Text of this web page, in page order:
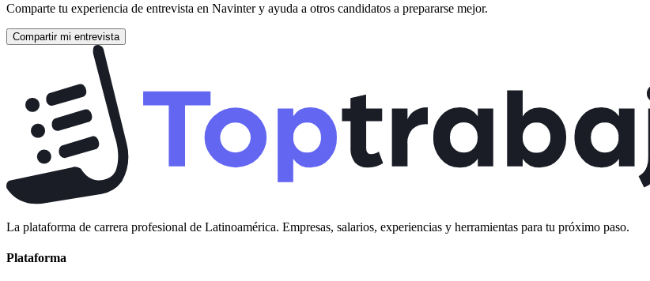
Comparte tu experiencia de entrevista en Navintery ayuda a otros candidatos a prepararse mejor.
Compartir mi entrevista
La plataforma de carrera profesional de Latinoamérica. Empresas, salarios, experiencias y herramientas para tu próximo paso.
Plataforma